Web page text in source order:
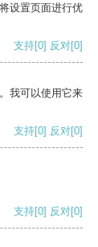
设置页面进行优
支持[0] 反对[0]
我可以使用它来
支持[0] 反对[0]
支持[0] 反对[0]